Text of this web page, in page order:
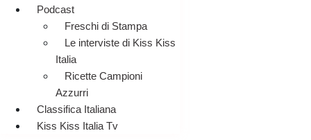
Podcast
Freschi di Stampa
Le interviste di Kiss Kiss
Italia
Ricette Campioni
Azzurri
Classifica Italiana
Kiss Kiss Italia Tv